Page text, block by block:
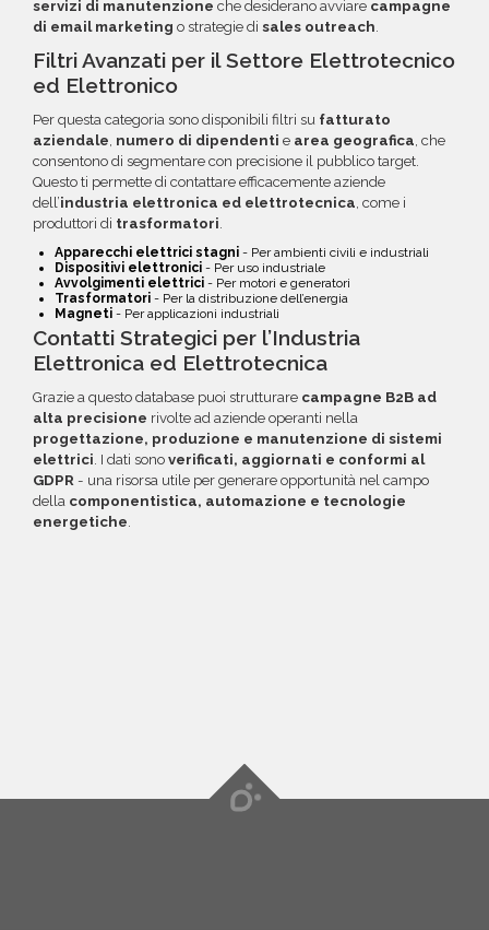
servizi di manutenzione che desiderano avviare campagne
di email marketing o strategie di sales outreach.
Filtri Avanzati per il Settore Elettrotecnico
ed Elettronico
Per questa categoria sono disponibili filtri su fatturato
aziendale numero di dipendenti e area geografica , che
consentono di segmentare con precisione il pubblico target.
Questo ti permette di contattare efficacemente aziende
dell’industria elettronica ed elettrotecnica , come i
produttori di trasformatori
Apparecchi elettrici stagni - Per ambienti civili e industriali
Dispositivi elettronici - Per uso industriale
Avvolgimenti elettrici - Per motori e generatori
Trasformatori - Per la distribuzione dell’energia
Magneti - Per applicazioni industriali
Contatti Strategici per l’Industria
Elettronica ed Elettrotecnica
Grazie a questo database puoi strutturare campagne B2B ad
alta precisione rivolte ad aziende operanti nella
progettazione, produzione e manutenzione di sistemi
elettrici. I dati sono verificati, aggiornati e conformi al
GDPR - una risorsa utile per generare opportunità nel campo
della componentistica, automazione e tecnologie
energetiche.